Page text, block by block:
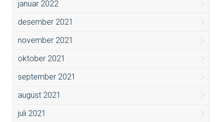
januar 2022
desember 2021
november 2021
oktober 2021
september 2021
august 2021
juli 2021